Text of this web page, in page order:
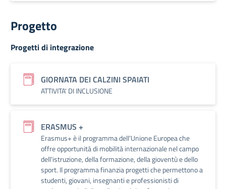
Progetto
Progetti di integrazione
GIORNATA DEI CALZINI SPAIATI
ATTIVITA' DI INCLUSIONE
ERASMUS +
Erasmus+ è il programma dell'Unione Europea che
offre opportunità di mobilità internazionale nel campo
dell'istruzione, della formazione, della gioventù e dello
sport. Il programma finanzia progetti che permettono a
studenti, giovani, insegnanti e professionisti di